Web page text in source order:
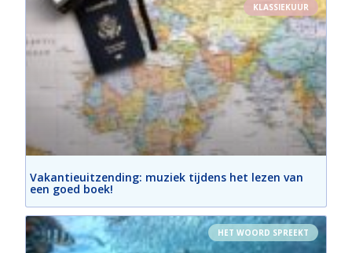
KLASSIEKUUR
Vakantieuitzending: muziek tijdens het lezen van
een goed boek!
HET WOORD SPREEKT